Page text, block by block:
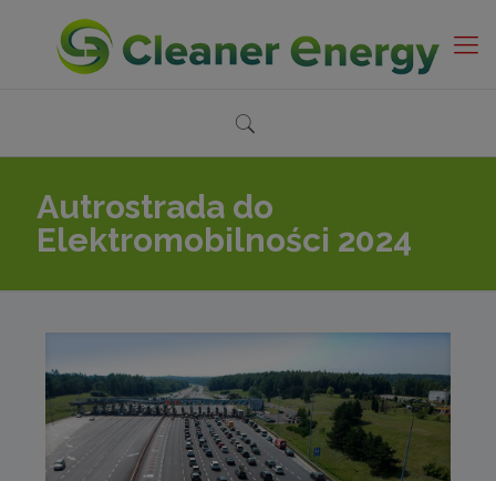
Autrostrada do
Elektromobilności 2024